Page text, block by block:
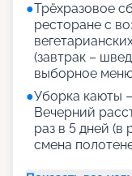
●Трёхразовое
ресторане с
(завтрак –
выборное
●Уборка каюты
Вечерний
раз в 5 дней (в
смена